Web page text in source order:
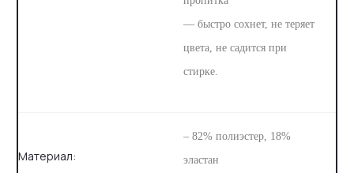
— быстро сохнет, не теряет
цвета, не садится при
стирке.
Материал:
– 82% полиэстер, 18%
эластан